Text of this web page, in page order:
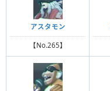
アスタモン
【No.265】